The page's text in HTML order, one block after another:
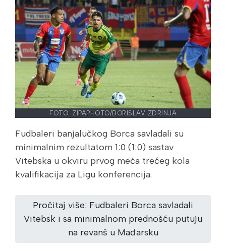
FOTO: ZIPAPHOTO/BORISLAV ZDRINJA
Fudbaleri banjalučkog Borca savladali su
minimalnim rezultatom 1:0 (1:0) sastav
Vitebska u okviru prvog meča trećeg kola
kvalifikacija za Ligu konferencija.
Pročitaj više: Fudbaleri Borca savladali
Vitebsk i sa minimalnom prednošću putuju
na revanš u Mađarsku